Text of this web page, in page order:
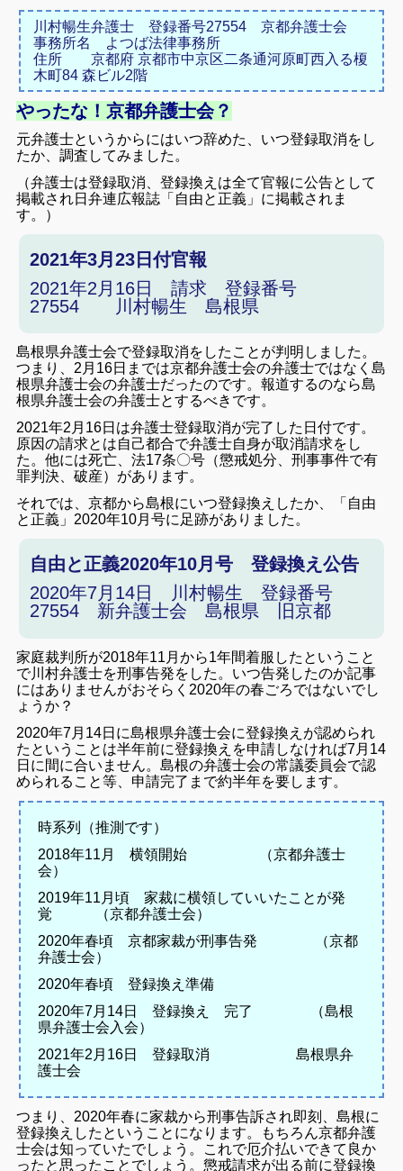
川村暢生弁護士 登録番号27554 京都弁護士会
事務所名 よつば法律事務所
住所 京都府 京都市中京区二条通河原町西入る榎
木町84 森ビル2階
やったな！京都弁護士会？
元弁護士というからにはいつ辞めた、いつ登録取消をし
たか、調査してみました。
（弁護士は登録取消、登録換えは全て官報に公告として
掲載され日弁連広報誌「自由と正義」に掲載されま
す。）
2021年3月23日付官報
2021年2月16日 請求 登録番号
27554 川村暢生 島根県
島根県弁護士会で登録取消をしたことが判明しました。
つまり、2月16日までは京都弁護士会の弁護士ではなく島
根県弁護士会の弁護士だったのです。報道するのなら島
根県弁護士会の弁護士とするべきです。
2021年2 月16日は弁護士登録取消が完了した日付です。
原因の請求とは自己都合で弁護士自身が取消請求をし
た。他には死亡、法17条〇号（懲戒処分、刑事事件で有
罪判決、破産）があります。
それでは、京都から島根にいつ登録換えしたか、「自由
と正義」2020年10月号に足跡がありました。
自由と正義2020年10月号 登録換え公告
2020年7月14日 川村暢生 登録番号
27554 新弁護士会 島根県 旧京都
家庭裁判所が2018年11月から1年間着服したということ
で川村弁護士を刑事告発をした。 いつ告発したのか記事
にはありませんがおそらく2020年の春ごろではないでし
ょうか？
2020年7月14日に島根県弁護士会に登録換えが認められ
たということは半年前に登録換えを申請しなければ7月14
日に間に合いません。島根の弁護士会の常議委員会で認
められること等、申請完了まで約半年を要します。
時系列（推測です）
2018年11月 横領開始 （京都弁護士
会）
2019年11月頃 家裁に横領していいたことが発
覚 （京都弁護士会）
2020年春頃 京都家裁が刑事告発 （京都
弁護士会）
2020年春頃 登録換え準備
2020年7月14日 登録換え 完了 （島根
県弁護士会入会）
2021年2月16日 登録取消 島根県弁
護士会
つまり、2020年春に家裁から刑事告訴され即刻、島根に
登録換えしたということになります。もちろん京都弁護
士会は知っていたでしょう。これで厄介払いできて良か
ったと思ったことでしょう。懲戒請求が出る前に登録換